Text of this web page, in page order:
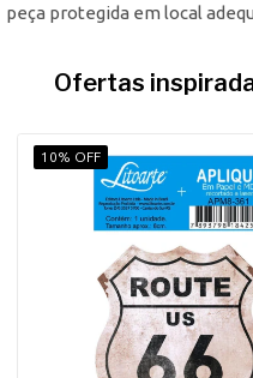
peça protegida em local
Ofertas
10% OFF